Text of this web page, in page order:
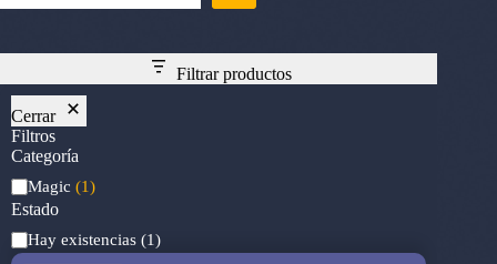
Filtrar productos
Cerrar
Filtros
Categoría
Categoría
Magic (1)
Estado
Estado
Hay existencias (1)